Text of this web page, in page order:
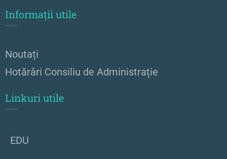
Informații utile
Noutați
Hotărâri Consiliu de Administrație
Linkuri utile
EDU